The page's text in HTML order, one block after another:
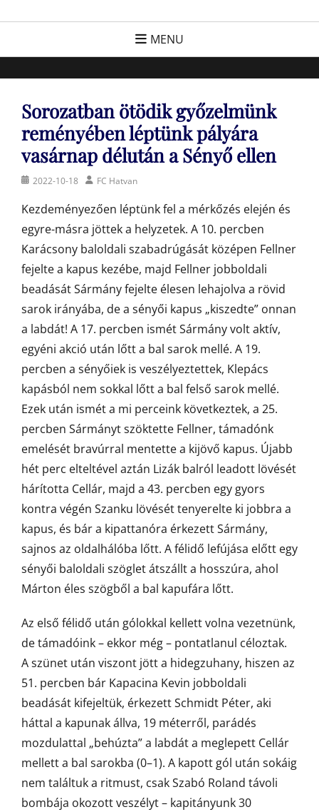
FC Hatvan
Egyesület a hatvani labdarúgásért, sportért!
MENU
Sorozatban ötödik győzelmünk
reményében léptünk pályára
vasárnap délután a Sényő ellen
Posted2022-10-18 AuthorFC Hatvan
Kezdeményezően léptünk fel a mérkőzés elején és
egyre-másra jöttek a helyzetek. A 10. percben
Karácsony baloldali szabadrúgását középen Fellner
fejelte a kapus kezébe, majd Fellner jobboldali
beadását Sármány fejelte élesen lehajolva a rövid
sarok irányába, de a sényői kapus „kiszedte” onnan
a labdát! A 17. percben ismét Sármány volt aktív,
egyéni akció után lőtt a bal sarok mellé. A 19.
percben a sényőiek is veszélyeztettek, Klepács
kapásból nem sokkal lőtt a bal felső sarok mellé.
Ezek után ismét a mi perceink következtek, a 25.
percben Sármányt szöktette Fellner, támadónk
emelését bravúrral mentette a kijövő kapus. Újabb
hét perc elteltével aztán Lizák balról leadott lövését
hárította Cellár, majd a 43. percben egy gyors
kontra végén Szanku lövését tenyerelte ki jobbra a
kapus, és bár a kipattanóra érkezett Sármány,
sajnos az oldalhálóba lőtt. A félidő lefújása előtt egy
sényői baloldali szöglet átszállt a hosszúra, ahol
Márton éles szögből a bal kapufára lőtt.
Az első félidő után gólokkal kellett volna vezetnünk,
de támadóink – ekkor még – pontatlanul céloztak.
A szünet után viszont jött a hidegzuhany, hiszen az
51. percben bár Kapacina Kevin jobboldali
beadását kifejeltük, érkezett Schmidt Péter, aki
háttal a kapunak állva, 19 méterről, parádés
mozdulattal „behúzta” a labdát a meglepett Cellár
mellett a bal sarokba (0–1). A kapott gól után sokáig
nem találtuk a ritmust, csak Szabó Roland távoli
bombája okozott veszélyt – kapitányunk 30